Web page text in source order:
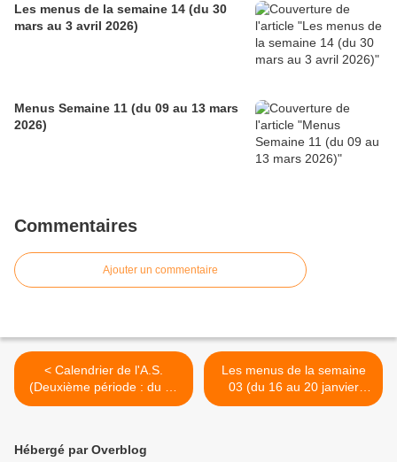
Les menus de la semaine 14 (du 30
mars au 3 avril 2026)
Menus Semaine 11 (du 09 au 13 mars
2026)
Commentaires
Ajouter un commentaire
< Calendrier de l'A.S.
(Deuxième période : du 04
janvier au 12 avril 2017)
Les menus de la semaine
03 (du 16 au 20 janvier
2017) >
Hébergé par Overblog